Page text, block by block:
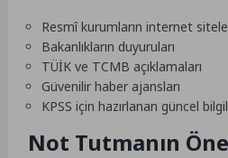
Resmî kurumların internet
Bakanlıkların duyuruları
TÜİK ve TCMB açıklamaları
Güvenilir haber ajansları
KPSS için hazırlanan güncel
Not Tutmanın